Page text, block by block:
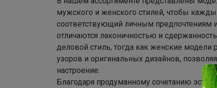
мужского и женского стилей, чтобы
соответствующий личным предпочтениям
отличаются лаконичностью и
деловой стиль, тогда как женские
узоров и оригинальных дизайнов,
настроение.
Благодаря продуманному сочетанию